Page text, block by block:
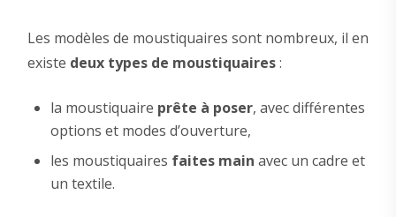
Les modèles de moustiquaires sont nombreux, il en
existe deux types de moustiquaires:
la moustiquaire prête à poser, avec différentes
options et modes d’ouverture,
les moustiquaires faites main avec un cadre et
un textile.